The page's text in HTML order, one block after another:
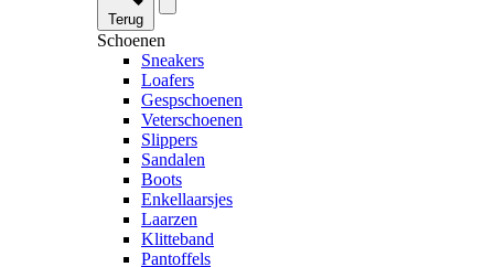
Terug
Schoenen
Sneakers
Loafers
Gespschoenen
Veterschoenen
Slippers
Sandalen
Boots
Enkellaarsjes
Laarzen
Klitteband
Pantoffels